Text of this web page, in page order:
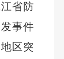
江省防
事件
区突